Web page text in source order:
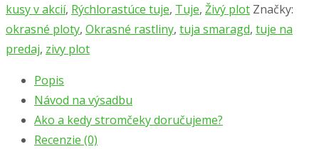
60/70cm,
kont.
1,5l,
50
ks
kusy v akcií, Rýchlorastúce tuje, Tuje, Živý plot Značky:
okrasné ploty, Okrasné rastliny, tuja smaragd, tuje na
predaj, zivy plot
Popis
Návod na výsadbu
Ako a kedy stromčeky doručujeme?
Recenzie (0)